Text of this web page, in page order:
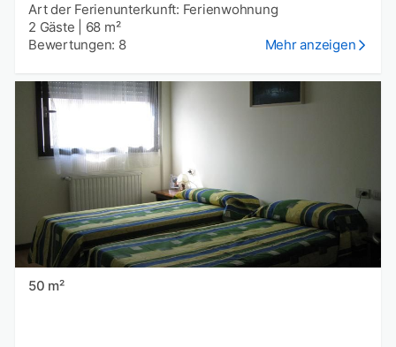
Art der Ferienunterkunft: Ferienwohnung
2 Gäste
68 m²
Bewertungen: 8
Mehr anzeigen
50 m²